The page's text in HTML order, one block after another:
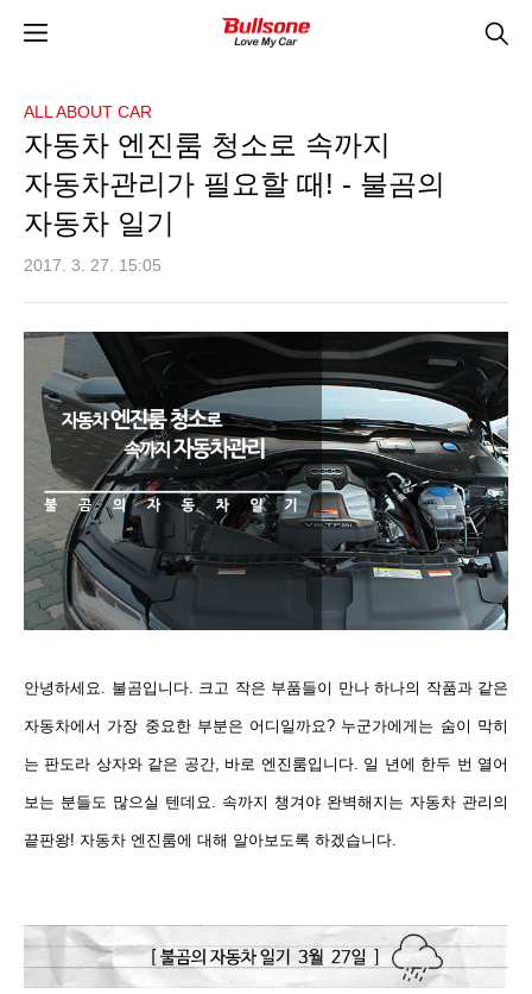
ALL ABOUT CAR
자동차 엔진룸 청소로 속까지
자동차관리가 필요할 때! - 불곰의
자동차 일기
2017. 3. 27. 15:05
안녕하세요. 불곰입니다. 크고 작은 부품들이 만나 하나의 작품과 같은
자동차에서 가장 중요한 부분은 어디일까요? 누군가에게는 숨이 막히
는 판도라 상자와 같은 공간, 바로 엔진룸입니다. 일 년에 한두 번 열어
보는 분들도 많으실 텐데요. 속까지 챙겨야 완벽해지는 자동차 관리의
끝판왕! 자동차 엔진룸에 대해 알아보도록 하겠습니다.